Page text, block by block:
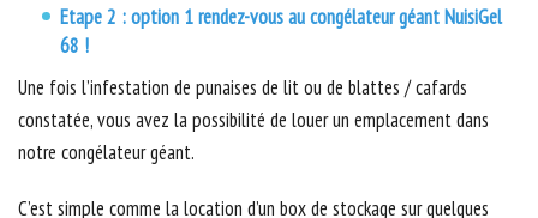
Etape 2 : option 1 rendez-vous au congélateur géant NuisiGel
68 !
Une fois l’infestation de punaises de lit ou de blattes / cafards
constatée, vous avez la possibilité de louer un emplacement dans
notre congélateur géant.
C’est simple comme la location d’un box de stockage sur quelques